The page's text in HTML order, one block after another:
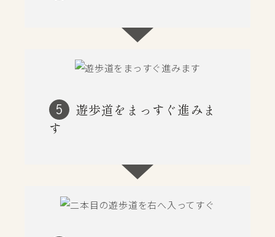
5
遊歩道をまっすぐ進みま
す